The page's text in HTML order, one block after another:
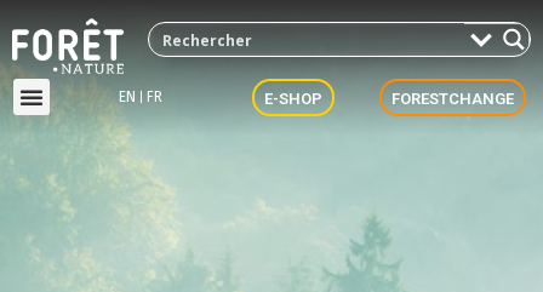
EN FR E-SHOP FORESTCHANGE